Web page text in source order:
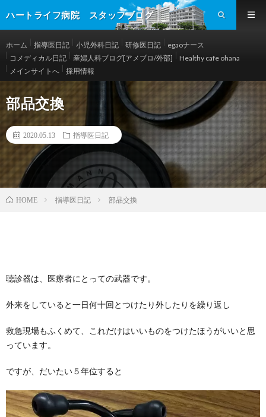
ハートライフ病院 スタッフブログ
ホーム 指導医日記 小児外科日記 研修医日記
egaoナース
コメディカル日記
産婦人科ブログ[アメブロ/外部]
Healthy cafe ohana
メインサイトへ
採用情報
部品交換
2020.05.13 指導医日記
HOME 指導医日記 部品交換
聴診器は、医療者にとっての武器です。
外来をしていると一日何十回とつけたり外したりを繰り返し
救急現場もふくめて、これだけはいいものをつけたほうがいいと思
っています。
ですが、だいたい５年位すると